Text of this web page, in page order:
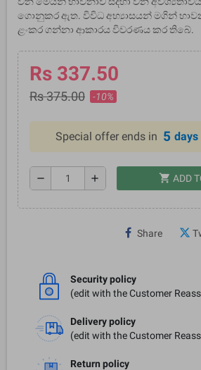
ගොනුකර ඇත. විවිධ අභ්‍යාසයන් මගින්
ළංකර ගන්නා ආකාරය විවරණය කර තිබේ.
Rs 337.50
Rs 375.00 -10%
Special offer ends in 5 days
remove add shopping_cart ADD
Share
Security policy
(edit with the Customer
Delivery policy
(edit with the Customer
Return policy